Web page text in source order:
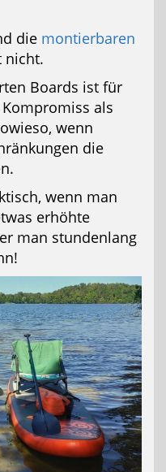
die montierbaren
nicht.
Boards ist für
als
wenn
die
wenn man
erhöhte
man stundenlang